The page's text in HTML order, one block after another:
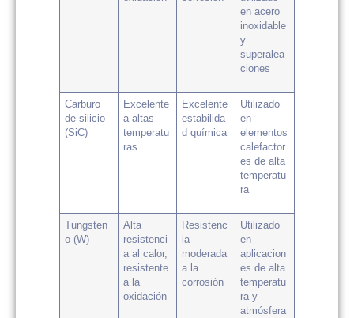
en acero
inoxidable
y
superalea
ciones
Carburo
de silicio
(SiC)
Excelente
a altas
temperatu
ras
Excelente
estabilida
d química
Utilizado
en
elementos
calefactor
es de alta
temperatu
ra
Tungsten
o (W)
Alta
resistenci
a al calor,
resistente
a la
oxidación
Resistenc
ia
moderada
a la
corrosión
Utilizado
en
aplicacion
es de alta
temperatu
ra y
atmósfera